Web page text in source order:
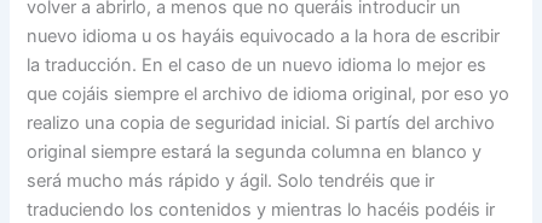
volver a abrirlo, a menos que no queráis introducir un
nuevo idioma u os hayáis equivocado a la hora de escribir
la traducción. En el caso de un nuevo idioma lo mejor es
que cojáis siempre el archivo de idioma original, por eso yo
realizo una copia de seguridad inicial. Si partís del archivo
original siempre estará la segunda columna en blanco y
será mucho más rápido y ágil. Solo tendréis que ir
traduciendo los contenidos y mientras lo hacéis podéis ir